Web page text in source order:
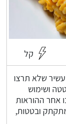
קל
שלא תרצו
ושימוש
אחר ההוראות
ובטטות,